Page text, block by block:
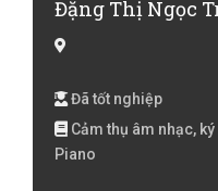
Đặng Thị Ngọc
Đã tốt nghiệp
Cảm thụ âm nhạc,
Piano